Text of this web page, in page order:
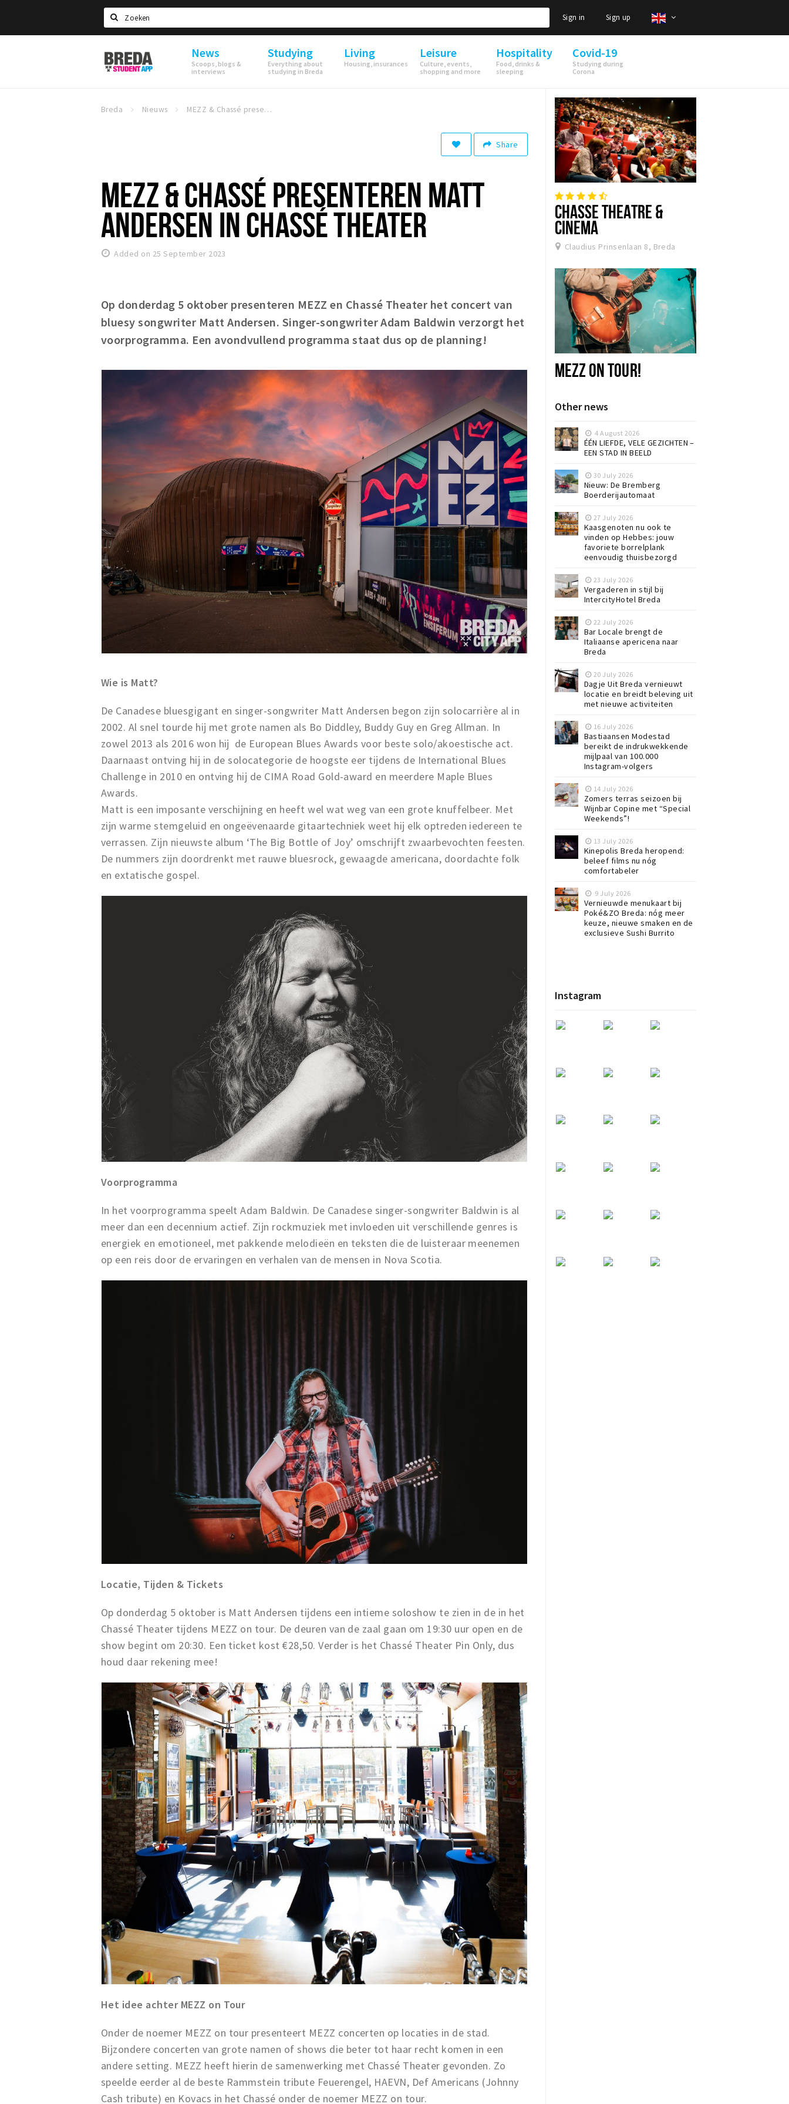
Search
Sign in Sign up
Breda
Student
News
Scoops, blogs &
interviews
Studying
Everything about
studying in Breda
Living
Housing, insurances
Leisure
Culture, events,
shopping and more
Hospitality
Food, drinks &
sleeping
Covid-19
Studying during
Corona
Breda Nieuws MEZZ & Chassé presenteren Matt Andersen in Chassé Theater
Share
MEZZ & CHASSÉ PRESENTEREN MATT
ANDERSEN IN CHASSÉ THEATER
Added on 25 September 2023
Op donderdag 5 oktober presenteren MEZZ en Chassé Theater het concert van
bluesy songwriter Matt Andersen. Singer-songwriter Adam Baldwin verzorgt het
voorprogramma. Een avondvullend programma staat dus op de planning!
Wie is Matt?
De Canadese bluesgigant en singer-songwriter Matt Andersen begon zijn solocarrière al in
2002. Al snel tourde hij met grote namen als Bo Diddley, Buddy Guy en Greg Allman. In
zowel 2013 als 2016 won hij de European Blues Awards voor beste solo/akoestische act.
Daarnaast ontving hij in de solocategorie de hoogste eer tijdens de International Blues
Challenge in 2010 en ontving hij de CIMA Road Gold-award en meerdere Maple Blues
Awards.
Matt is een imposante verschijning en heeft wel wat weg van een grote knuffelbeer. Met
zijn warme stemgeluid en ongeëvenaarde gitaartechniek weet hij elk optreden iedereen te
verrassen. Zijn nieuwste album ‘The Big Bottle of Joy’ omschrijft zwaarbevochten feesten.
De nummers zijn doordrenkt met rauwe bluesrock, gewaagde americana, doordachte folk
en extatische gospel.
Voorprogramma
In het voorprogramma speelt Adam Baldwin. De Canadese singer-songwriter Baldwin is al
meer dan een decennium actief. Zijn rockmuziek met invloeden uit verschillende genres is
energiek en emotioneel, met pakkende melodieën en teksten die de luisteraar meenemen
op een reis door de ervaringen en verhalen van de mensen in Nova Scotia.
Locatie, Tijden & Tickets
Op donderdag 5 oktober is Matt Andersen tijdens een intieme soloshow te zien in de in het
Chassé Theater tijdens MEZZ on tour. De deuren van de zaal gaan om 19:30 uur open en de
show begint om 20:30. Een ticket kost €28,50. Verder is het Chassé Theater Pin Only, dus
houd daar rekening mee!
Het idee achter MEZZ on Tour
Onder de noemer MEZZ on tour presenteert MEZZ concerten op locaties in de stad.
Bijzondere concerten van grote namen of shows die beter tot haar recht komen in een
andere setting. MEZZ heeft hierin de samenwerking met Chassé Theater gevonden. Zo
speelde eerder al de beste Rammstein tribute Feuerengel, HAEVN, Def Americans (Johnny
Cash tribute) en Kovacs in het Chassé onder de noemer MEZZ on tour.
CHASSE THEATRE &
CINEMA
Claudius Prinsenlaan 8, Breda
MEZZ ON TOUR!
Other news
4 August 2026
ÉÉN LIEFDE, VELE GEZICHTEN –
EEN STAD IN BEELD
30 July 2026
Nieuw: De Bremberg
Boerderijautomaat
27 July 2026
Kaasgenoten nu ook te
vinden op Hebbes: jouw
favoriete borrelplank
eenvoudig thuisbezorgd
23 July 2026
Vergaderen in stijl bij
IntercityHotel Breda
22 July 2026
Bar Locale brengt de
Italiaanse apericena naar
Breda
20 July 2026
Dagje Uit Breda vernieuwt
locatie en breidt beleving uit
met nieuwe activiteiten
16 July 2026
Bastiaansen Modestad
bereikt de indrukwekkende
mijlpaal van 100.000
Instagram-volgers
14 July 2026
Zomers terras seizoen bij
Wijnbar Copine met “Special
Weekends”!
13 July 2026
Kinepolis Breda heropend:
beleef films nu nóg
comfortabeler
9 July 2026
Vernieuwde menukaart bij
Poké&ZO Breda: nóg meer
keuze, nieuwe smaken en de
exclusieve Sushi Burrito
Instagram